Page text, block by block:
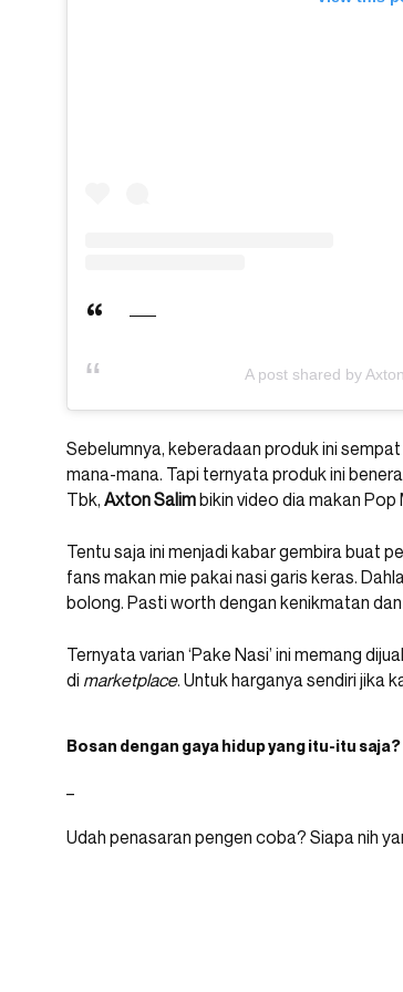
A post shared by
Sebelumnya, keberadaan produk ini
mana-mana. Tapi ternyata produk ini
Tbk, Axton Salimbikin video dia makan Pop
Tentu saja ini menjadi kabar gembira buat
fans makan mie pakai nasi garis keras.
bolong. Pasti worth dengan kenikmatan
Ternyata varian ‘Pake Nasi’ ini memang
di marketplace. Untuk harganya sendiri jika
Bosan dengan gaya hidup yang itu-itu
Udah penasaran pengen coba? Siapa nih